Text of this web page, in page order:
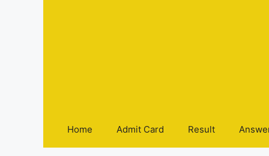
Home Admit Card Result